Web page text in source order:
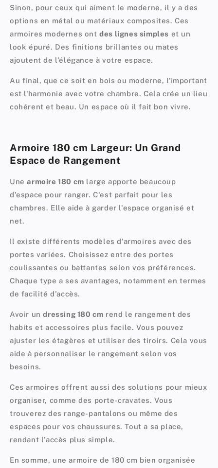
Sinon, pour ceux qui aiment le moderne, il y a des
options en métal ou matériaux composites. Ces
armoires modernes ontdes lignes simples et un
look épuré. Des finitions brillantes ou mates
ajoutent de l'élégance à votre espace.
Au final, que ce soit en bois ou moderne, l'important
est l'harmonie avec votre chambre. Cela crée un lieu
cohérent et beau. Un espace où il fait bon vivre.
Armoire 180 cm Largeur: Un Grand
Espace de Rangement
Unearmoire 180 cm large apporte beaucoup
d'espace pour ranger. C'est parfait pour les
chambres. Elle aide à garder l'espace organisé et
net.
Il existe différents modèles d'armoires avec des
portes variées. Choisissez entre des portes
coulissantes ou battantes selon vos préférences.
Chaque type a ses avantages, notamment en termes
de facilité d'accès.
Avoir undressing 180 cm rend le rangement des
habits et accessoires plus facile. Vous pouvez
ajuster les étagères et utiliser des tiroirs. Cela vous
aide à personnaliser le rangement selon vos
besoins.
Ces armoires offrent aussi des solutions pour mieux
organiser, comme des porte-cravates. Vous
trouverez des range-pantalons ou même des
espaces pour vos chaussures. Tout a sa place,
rendant l’accès plus simple.
En somme, une armoire de 180 cm bien organisée